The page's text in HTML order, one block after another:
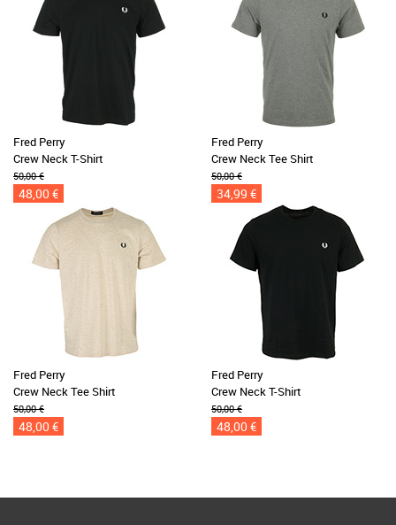
Fred Perry
Crew Neck T-Shirt
50,00 €
48,00 €
Fred Perry
Crew Neck Tee Shirt
50,00 €
34,99 €
Fred Perry
Crew Neck Tee Shirt
50,00 €
48,00 €
Fred Perry
Crew Neck T-Shirt
50,00 €
48,00 €